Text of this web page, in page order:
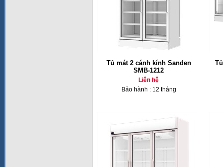
Tủ mát 2 cánh kính Sanden
SMB-1212
Liên hệ
Bảo hành : 12 tháng